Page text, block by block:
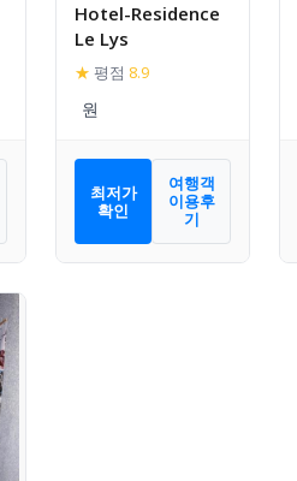
Hotel-Residence
Le Lys
★ 평점 8.9
최저가
확인
여행객
이용후
기